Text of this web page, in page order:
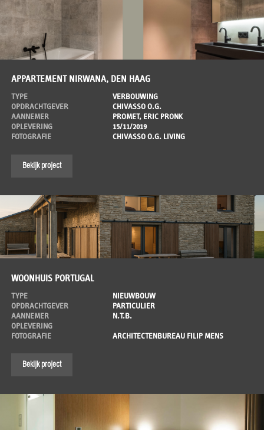
APPARTEMENT NIRWANA, DEN HAAG
TYPE
VERBOUWING
OPDRACHTGEVER
CHIVASSO O.G.
AANNEMER
PROMET, ERIC PRONK
OPLEVERING
15/11/2019
FOTOGRAFIE
CHIVASSO O.G. LIVING
Bekijk project
WOONHUIS PORTUGAL
TYPE
NIEUWBOUW
OPDRACHTGEVER
PARTICULIER
AANNEMER
N.T.B.
OPLEVERING
FOTOGRAFIE
ARCHITECTENBUREAU FILIP MENS
Bekijk project